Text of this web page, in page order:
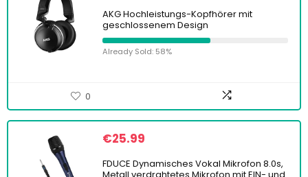
AKG Hochleistungs-Kopfhörer mit
geschlossenem Design
Already Sold: 58%
0
€25.99
FDUCE Dynamisches Vokal Mikrofon 8.0s,